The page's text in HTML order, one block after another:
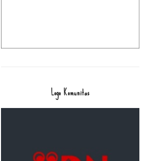
Logo Komunitas